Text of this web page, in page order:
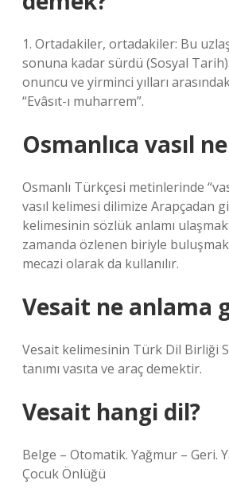
1. Ortadakiler, ortadakiler: Bu
sonuna kadar sürdü (Sosyal
onuncu ve yirminci yılları
“Evâsıt-ı muharrem”.
Osmanlıca vasıl
Osmanlı Türkçesi metinlerinde
vasıl kelimesi dilimize Arapçadan
kelimesinin sözlük anlamı
zamanda özlenen biriyle
mecazi olarak da kullanılır.
Vesait ne anlama
Vesait kelimesinin Türk Dil Birliği
tanımı vasıta ve araç demektir.
Vesait hangi dil?
Belge – Otomatik. Yağmur – Geri.
Çocuk Önlüğü